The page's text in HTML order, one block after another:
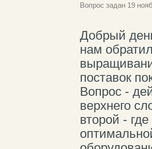
Вопрос задан 19
Добрый
нам
поставок
Вопрос -
верхнего
второй -